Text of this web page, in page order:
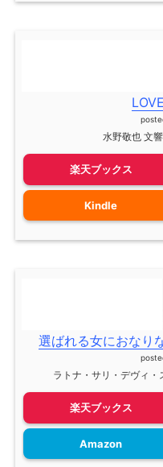
水野敬也 文
楽天ブックス
Kindle
選ばれる女におな
ラトナ・サリ・デヴィ
楽天ブックス
Amazon